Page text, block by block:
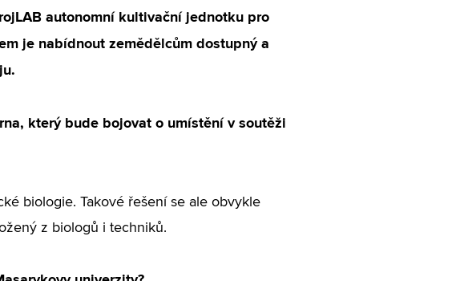
autonomní kultivační jednotku pro
je nabídnout zemědělcům dostupný a
který bude bojovat o umístění v soutěži
biologie. Takové řešení se ale obvykle
z biologů i techniků.